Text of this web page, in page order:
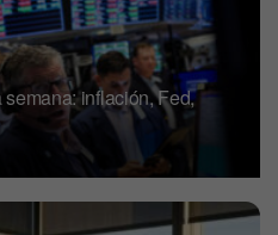
inflación, Fed,